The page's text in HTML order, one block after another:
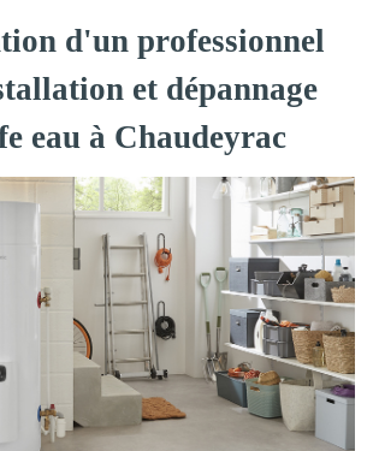
d'un professionnel
et dépannage
eau à Chaudeyrac